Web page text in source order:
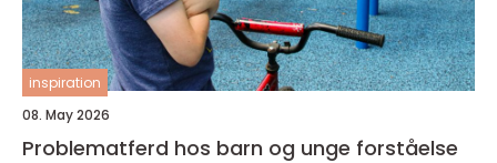
inspiration
08. May 2026
Problematferd hos barn og unge forståelse